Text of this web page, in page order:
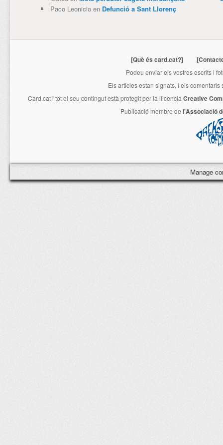
Paco Leonicioen Defunció a Sant Llorenç
[Què és card.cat?]
Podeu enviar els vostres escrits i
Els articles estan signats, i els
Card.cati tot el seu contingut està protegit per la llicencia Creative
Publicació membre de l'Associació
Manage